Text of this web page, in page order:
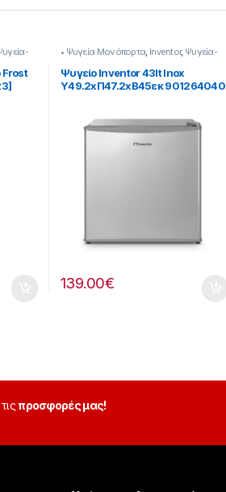
Frost
• Ψυγεία Μονόπορτα, Inventor, Ψυγεία-
Ψύξη
Ψυγείο Inventor 43lt Inox
Υ49.2xΠ47.2xΒ45εκ 901264040
139.00€
προσφορές μας!